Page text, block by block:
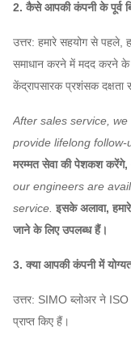
2. कैसे आपकी कंपनी के पूर्व
उत्तर: हमारे सहयोग से पहले,
समाधान करने में मदद करने के
केंद्रापसारक प्रशंसक दक्षता
After sales service,
provide lifelong follow-
मरम्मत सेवा की पेशकश करेंगे,
our engineers are
service. इसके अलावा,
जाने के लिए उपलब्ध हैं।
3. क्या आपकी कंपनी में
उत्तर: SIMO ब्लोअर ने
प्राप्त किए हैं।